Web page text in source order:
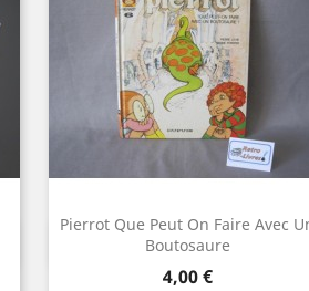
Pierrot Que Peut On Faire Avec
Boutosaure
Prix
4,00 €
Aperçu rapide